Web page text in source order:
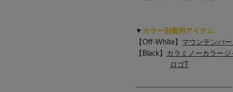
▼ カラー別着用アイテム
【Off-White】 マウンテンパー
【Black】
カラミノーカラージ
ロゴT
--------------------------------------